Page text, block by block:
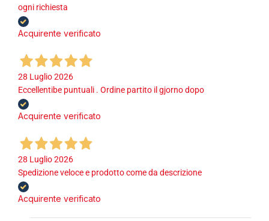
ogni richiesta
Acquirente verificato
28 Luglio 2026
Eccellentibe puntuali . Ordine partito il gjorno dopo
Acquirente verificato
28 Luglio 2026
Spedizione veloce e prodotto come da descrizione
Acquirente verificato